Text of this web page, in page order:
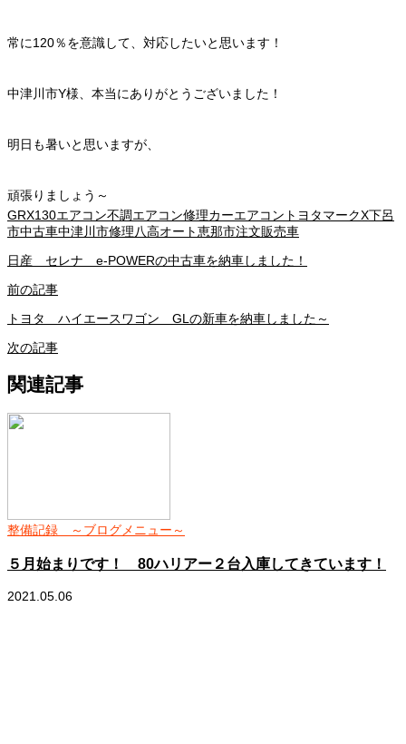
常に120％を意識して、対応したいと思います！
中津川市Y様、本当にありがとうございました！
明日も暑いと思いますが、
頑張りましょう～
GRX130エアコン不調エアコン修理カーエアコン トヨタマークX下呂
市中古車中津川市修理八高オート恵那市注文販売車
日産 セレナ e-POWERの中古車を納車しました！
前の記事
トヨタ ハイエースワゴン GLの新車を納車しました～
次の記事
関連記事
整備記録 ～ブログメニュー～
５月始まりです！ 80ハリアー２台入庫してきています！
2021.05.06